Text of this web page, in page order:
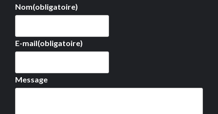
Nom(obligatoire)
E-mail(obligatoire)
Message